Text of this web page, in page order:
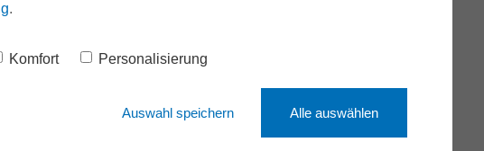
mit den Abläufen rund
vertraut machst.
du die Verantwortung für
.
Komfort Personalisierung
Auswahl speichern Alle auswählen